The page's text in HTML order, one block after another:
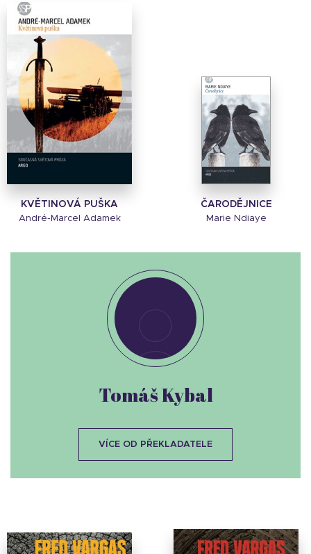
KVĚTINOVÁ PUŠKA
André-Marcel Adamek
ČARODĚJNICE
Marie Ndiaye
Tomáš Kybal
VÍCE OD PŘEKLADATELE